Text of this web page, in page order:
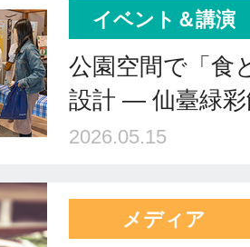
イベント＆講演
公園空間で「食
設計 ― 仙臺緑
2026.05.15
メディア